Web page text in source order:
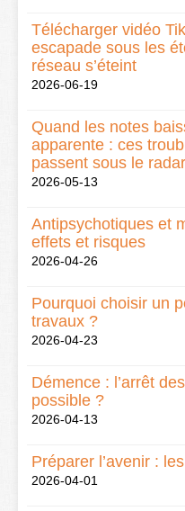
Télécharger vidéo
escapade sous les
réseau s’éteint
2026-06-19
Quand les notes
apparente : ces
passent sous le
2026-05-13
Antipsychotiques et
effets et risques
2026-04-26
Pourquoi choisir un
travaux ?
2026-04-23
Démence : l’arrêt
possible ?
2026-04-13
Préparer l’avenir :
2026-04-01